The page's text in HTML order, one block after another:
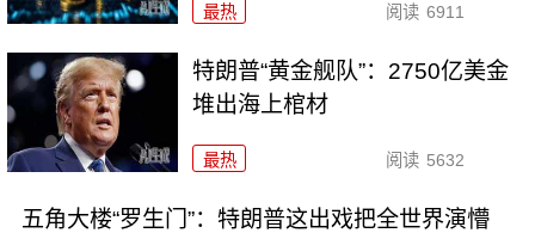
最热 阅读 6911
特朗普“黄金舰队”：2750亿美金
堆出海上棺材
最热 阅读 5632
五角大楼“罗生门”：特朗普这出戏把全世界演懵